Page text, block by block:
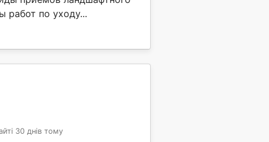
работ по уходу...
30 днів тому